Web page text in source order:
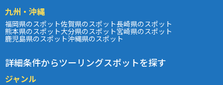
九州・沖縄
福岡県のスポット佐賀県のスポット長崎県のスポット
熊本県のスポット大分県のスポット宮崎県のスポット
鹿児島県のスポット沖縄県のスポット
詳細条件からツーリングスポットを探す
ジャンル